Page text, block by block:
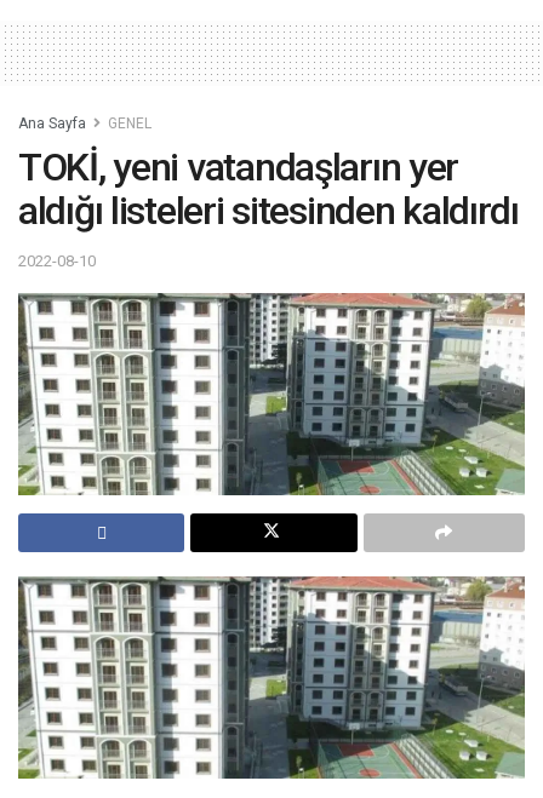
Ana Sayfa GENEL
TOKİ, yeni vatandaşların yer
aldığı listeleri sitesinden kaldırdı
2022-08-10